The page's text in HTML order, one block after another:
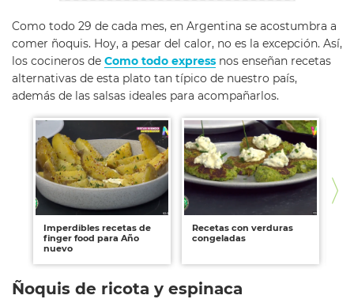
Como todo 29 de cada mes, en Argentina se acostumbra a
comer ñoquis. Hoy, a pesar del calor, no es la excepción. Así,
los cocineros de Como todo express nos enseñan recetas
alternativas de esta plato tan típico de nuestro país,
además de las salsas ideales para acompañarlos.
Imperdibles recetas de
finger food para Año
nuevo
Recetas con verduras
congeladas
Ñoquis de ricota y espinaca